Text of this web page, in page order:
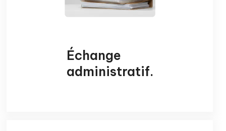
Échange
administratif.